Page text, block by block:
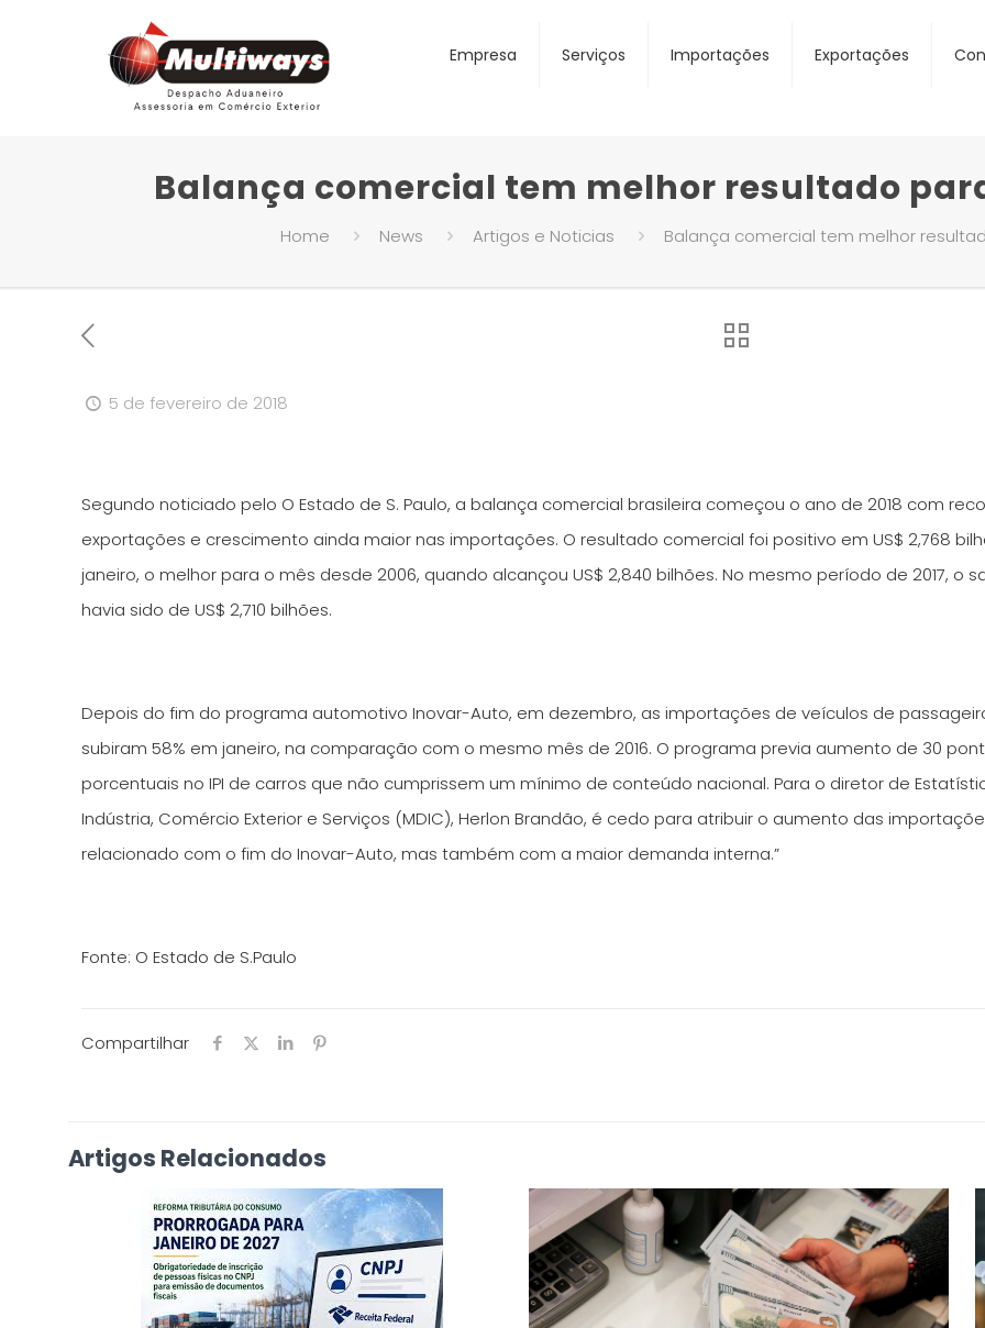
Empresa Serviços Importações Exportações
Balança comercial tem melhor resultado
Home News Artigos e Noticias Balança comercial tem melhor
5 de fevereiro de 2018
Segundo noticiado pelo O Estado de S. Paulo, a balança comercial brasileira começou o ano de 2018 com
exportações e crescimento ainda maior nas importações. O resultado comercial foi positivo em US$ 2,768
janeiro, o melhor para o mês desde 2006, quando alcançou US$ 2,840 bilhões. No mesmo período de 2017, o
havia sido de US$ 2,710 bilhões.
Depois do fim do programa automotivo Inovar-Auto, em dezembro, as importações de veículos de
subiram 58% em janeiro, na comparação com o mesmo mês de 2016. O programa previa aumento de 30
porcentuais no IPI de carros que não cumprissem um mínimo de conteúdo nacional. Para o diretor de
Indústria, Comércio Exterior e Serviços (MDIC), Herlon Brandão, é cedo para atribuir o aumento das
relacionado com o fim do Inovar-Auto, mas também com a maior demanda interna.”
Fonte: O Estado de S.Paulo
Compartilhar
Artigos Relacionados